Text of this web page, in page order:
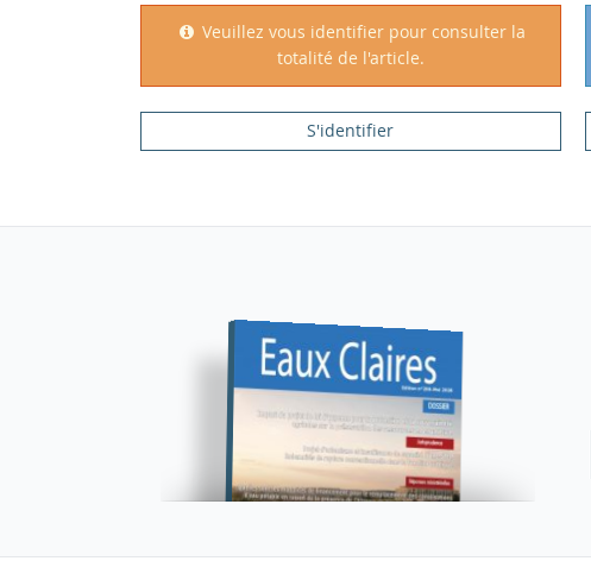
Veuillez vous identifier pour consulter la
totalité de l'article.
S'identifier